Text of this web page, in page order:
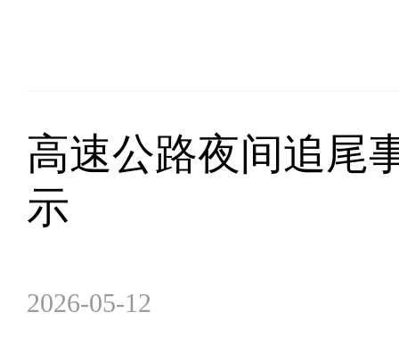
高速公路夜间追尾
示
2026-05-12